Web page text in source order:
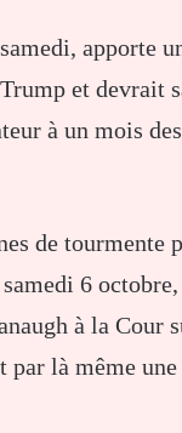
apporte
et devrait
à un mois
de tourmente
samedi 6
à la Cour
par là même